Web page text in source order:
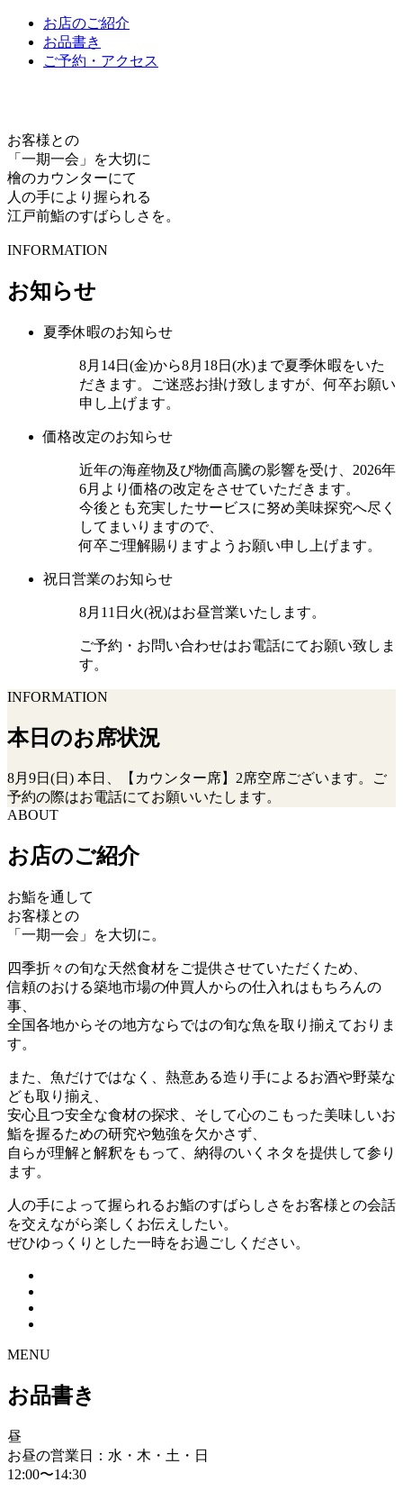
お店のご紹介
お品書き
ご予約・アクセス
お客様との
「一期一会」を大切に
檜のカウンターにて
人の手により握られる
江戸前鮨のすばらしさを。
INFORMATION
お知らせ
夏季休暇のお知らせ
8月14日(金)から8月18日(水)まで夏季休暇をいた
だきます。ご迷惑お掛け致しますが、何卒お願い
申し上げます。
価格改定のお知らせ
近年の海産物及び物価高騰の影響を受け、2026年
6月より価格の改定をさせていただきます。
今後とも充実したサービスに努め美味探究へ尽く
してまいりますので、
何卒ご理解賜りますようお願い申し上げます。
祝日営業のお知らせ
8月11日火(祝)はお昼営業いたします。
ご予約・お問い合わせはお電話にてお願い致しま
す。
INFORMATION
本日のお席状況
8月9日(日) 本日、【カウンター席】2席空席ございます。ご
予約の際はお電話にてお願いいたします。
ABOUT
お店のご紹介
お鮨を通して
お客様との
「一期一会」を大切に。
四季折々の旬な天然食材をご提供させていただくため、
信頼のおける築地市場の仲買人からの仕入れはもちろんの
事、
全国各地からその地方ならではの旬な魚を取り揃えておりま
す。
また、魚だけではなく、熱意ある造り手によるお酒や野菜な
ども取り揃え、
安心且つ安全な食材の探求、そして心のこもった美味しいお
鮨を握るための研究や勉強を欠かさず、
自らが理解と解釈をもって、納得のいくネタを提供して参り
ます。
人の手によって握られるお鮨のすばらしさをお客様との会話
を交えながら楽しくお伝えしたい。
ぜひゆっくりとした一時をお過ごしください。
MENU
お品書き
昼
お昼の営業日：水・木・土・日
12:00〜14:30